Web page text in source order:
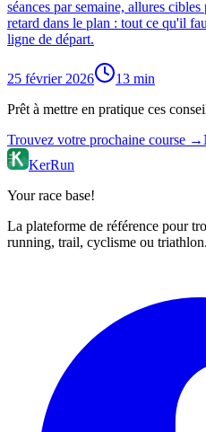
séances par semaine, allures
retard dans le plan : tout ce qu'il
ligne de départ.
25 février 2026 13 min
Prêt à mettre en pratique ces
Trouvez votre prochaine course →
KerRun
Your race base!
La plateforme de référence pour
running, trail, cyclisme ou triathlon.